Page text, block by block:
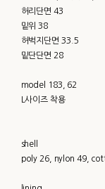
허리단면 43
밑위 38
허벅지단면 33.5
밑단단면 28
model 183, 62
L사이즈 착용
shell
poly 26, nylon 49,